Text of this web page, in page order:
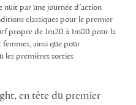
nuit par une journée d’action
classiques pour le premier
propre de 1m20 à 1m80 pour la
ainsi que pour
les premières sorties
en tête du premier